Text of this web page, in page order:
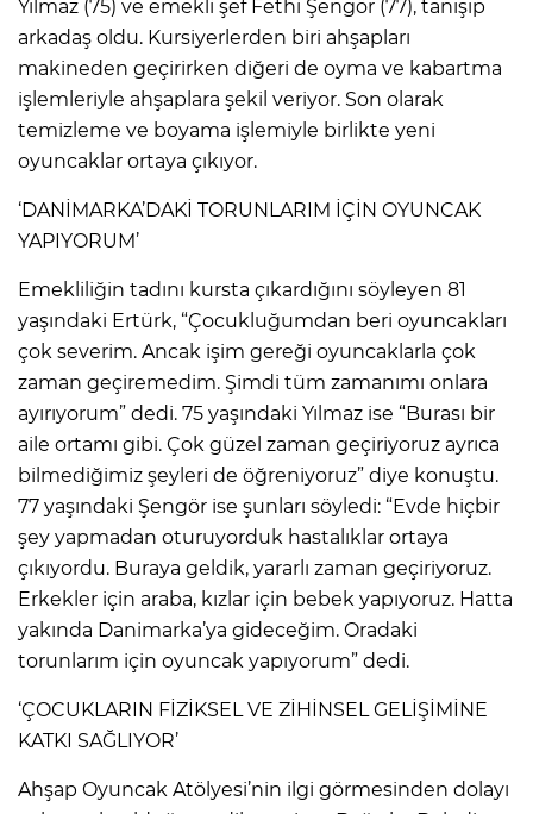
Yılmaz (75) ve emekli şef Fethi Şengör (77), tanışıp
arkadaş oldu. Kursiyerlerden biri ahşapları
makineden geçirirken diğeri de oyma ve kabartma
işlemleriyle ahşaplara şekil veriyor. Son olarak
temizleme ve boyama işlemiyle birlikte yeni
oyuncaklar ortaya çıkıyor.
‘DANİMARKA’DAKİ TORUNLARIM İÇİN OYUNCAK
YAPIYORUM’
Emekliliğin tadını kursta çıkardığını söyleyen 81
yaşındaki Ertürk, “Çocukluğumdan beri oyuncakları
çok severim. Ancak işim gereği oyuncaklarla çok
zaman geçiremedim. Şimdi tüm zamanımı onlara
ayırıyorum” dedi. 75 yaşındaki Yılmaz ise “Burası bir
aile ortamı gibi. Çok güzel zaman geçiriyoruz ayrıca
bilmediğimiz şeyleri de öğreniyoruz” diye konuştu.
77 yaşındaki Şengör ise şunları söyledi: “Evde hiçbir
şey yapmadan oturuyorduk hastalıklar ortaya
çıkıyordu. Buraya geldik, yararlı zaman geçiriyoruz.
Erkekler için araba, kızlar için bebek yapıyoruz. Hatta
yakında Danimarka’ya gideceğim. Oradaki
torunlarım için oyuncak yapıyorum” dedi.
‘ÇOCUKLARIN FİZİKSEL VE ZİHİNSEL GELİŞİMİNE
KATKI SAĞLIYOR’
Ahşap Oyuncak Atölyesi’nin ilgi görmesinden dolayı